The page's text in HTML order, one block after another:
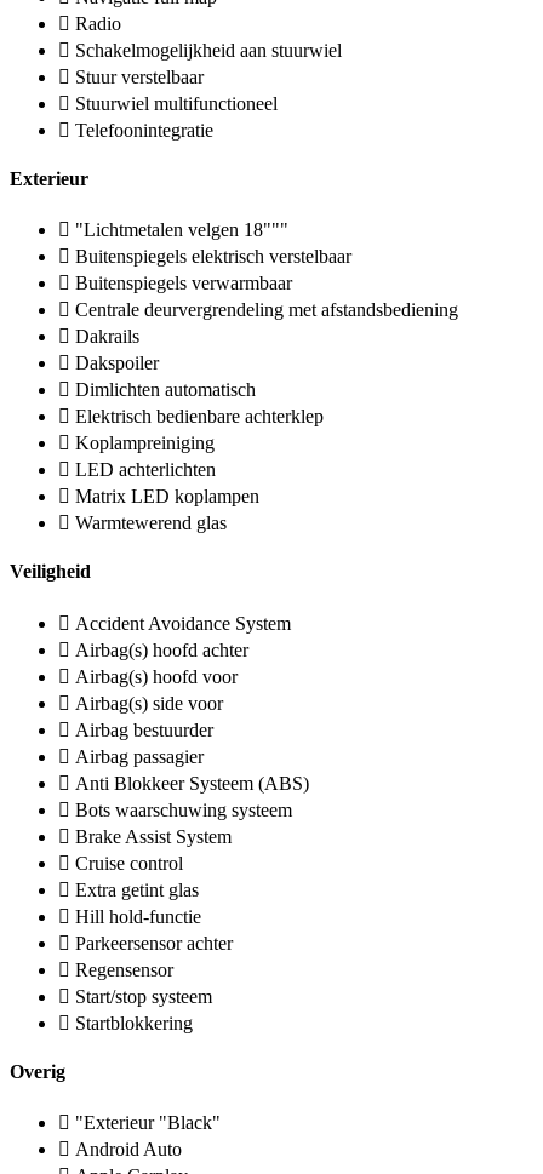
Radio
Schakelmogelijkheid aan stuurwiel
Stuur verstelbaar
Stuurwiel multifunctioneel
Telefoonintegratie
Exterieur
"Lichtmetalen velgen 18"""
Buitenspiegels elektrisch verstelbaar
Buitenspiegels verwarmbaar
Centrale deurvergrendeling met afstandsbediening
Dakrails
Dakspoiler
Dimlichten automatisch
Elektrisch bedienbare achterklep
Koplampreiniging
LED achterlichten
Matrix LED koplampen
Warmtewerend glas
Veiligheid
Accident Avoidance System
Airbag(s) hoofd achter
Airbag(s) hoofd voor
Airbag(s) side voor
Airbag bestuurder
Airbag passagier
Anti Blokkeer Systeem (ABS)
Bots waarschuwing systeem
Brake Assist System
Cruise control
Extra getint glas
Hill hold-functie
Parkeersensor achter
Regensensor
Start/stop systeem
Startblokkering
Overig
"Exterieur "Black"
Android Auto